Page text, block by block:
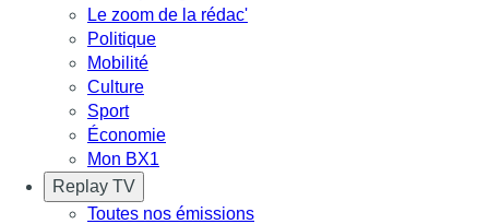
Le zoom de la rédac'
Politique
Mobilité
Culture
Sport
Économie
Mon BX1
Replay TV
Toutes nos émissions